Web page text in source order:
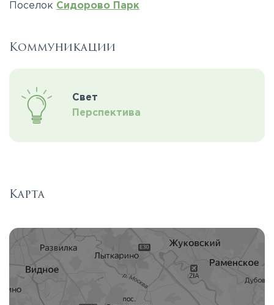
Поселок Сидорово Парк
Коммуникации
Свет
Перспектива
Карта